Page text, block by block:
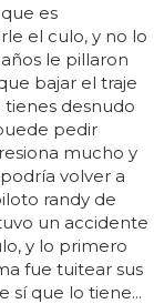
que es
el culo, y no lo
le pillaron
bajar el traje
tienes desnudo
pedir
mucho y
volver a
randy de
un accidente
y lo primero
fue tuitear sus
sí que lo tiene...